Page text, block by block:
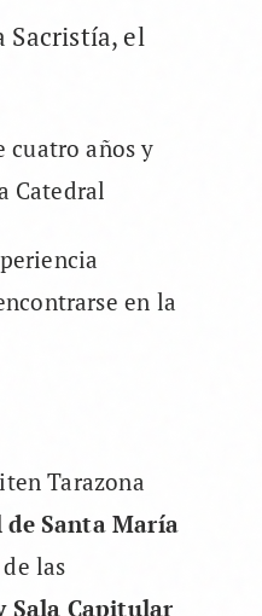
Sacristía, el
cuatro años y
Catedral
en la
Tarazona
de Santa María
las
Sala Capitular